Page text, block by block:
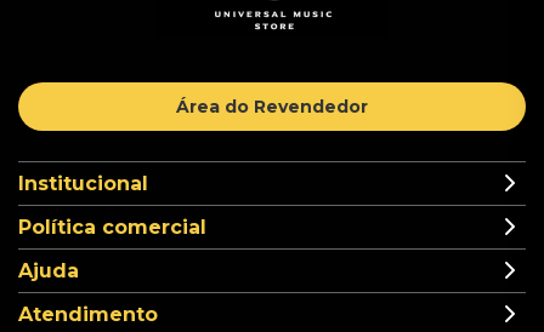
Área do Revendedor
Institucional
Política comercial
Ajuda
Atendimento